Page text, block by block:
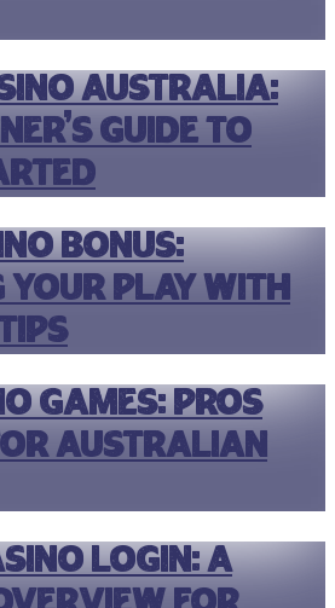
Australia:
Guide to
Bonus:
Your Play with
Games: Pros
Australian
Login: A